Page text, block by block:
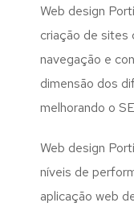
Web design
criação de sites
navegação e
dimensão dos
melhorando o
Web design
níveis de
aplicação web